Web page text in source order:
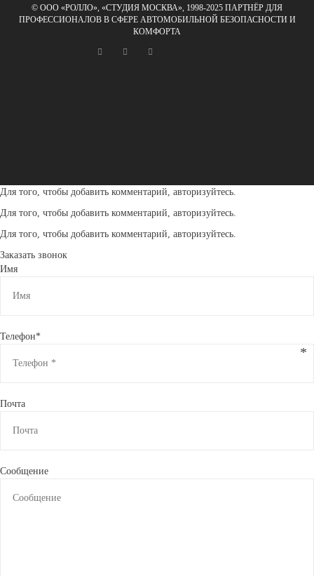
© ООО «РОЛЛО», «СТУДИЯ МОСКВА», 1998-2025 ПАРТНЁР ДЛЯ
ПРОФЕССИОНАЛОВ В СФЕРЕ АВТОМОБИЛЬНОЙ БЕЗОПАСНОСТИ И
КОМФОРТА
Для того, чтобы добавить комментарий, авторизуйтесь.
Для того, чтобы добавить комментарий, авторизуйтесь.
Для того, чтобы добавить комментарий, авторизуйтесь.
Заказать звонок
Имя
Телефон*
Почта
Сообщение